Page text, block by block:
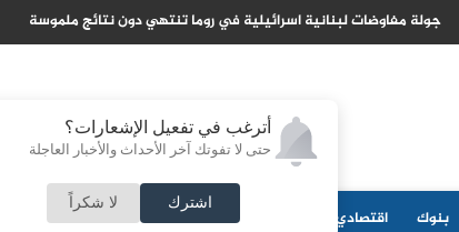
أترغب في تفعيل الإشعارات؟
حتى لا تفوتك آخر الأحداث والأخبار العاجلة
اشترك لا شكراً
السعودية تتاهب لتصبح مركزا عالميا لتدفقات راس المال الاسلامي
بنوك اقتصادي منوعات ثقافة مجلس الأمة